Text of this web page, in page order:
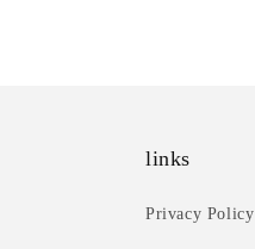
links
Privacy Policy